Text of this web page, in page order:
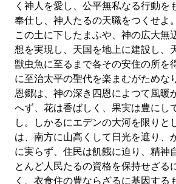
く神人を愛し、公平無私なる行動を
奉仕し、神人たるの天職をつくせよ
この土に下したまふや、神の広大無
想を実現し、天国を地上に建設し、
獣虫魚に至るまで各その安住の所を
に至治太平の聖代を楽まむがためな
恩郷は、神の深き四恩によつて風暖
へず、花は香ばしく、果実は豊にし
し。しかるにエデンの大河を限りと
は、南方に山高くして日光を遮り、
に実らず、住民は飢餓に迫り、精神
とんど人民たるの資格を保持せざる
く、衣食住の豊ならざるに基因する